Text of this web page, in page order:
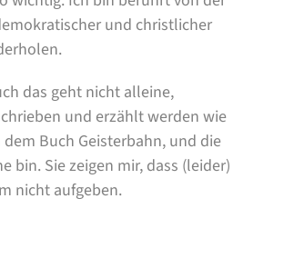
und christlicher
das geht nicht alleine,
und erzählt werden wie
Buch Geisterbahn, und die
bin. Sie zeigen mir, dass (leider)
nicht aufgeben.